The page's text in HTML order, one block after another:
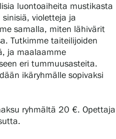
luontoaiheita mustikasta
violetteja ja
samalla, miten lähivärit
Tutkimme taiteilijoiden
ja maalaamme
eri tummuusasteita.
ikäryhmälle sopivaksi
ryhmältä 20 €. Opettaja